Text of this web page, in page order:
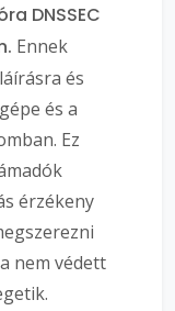
DNSSEC
Ennek
és
és a
Ez
érzékeny
nem védett